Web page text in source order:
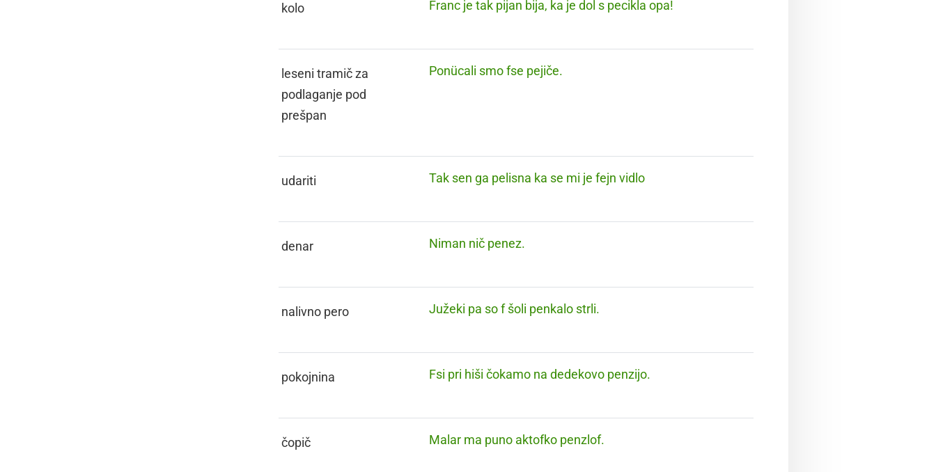
kolo Franc je tak pijan bija, ka je dol s pecikla opa!
leseni tramič za
podlaganje pod
prešpan
Ponücali smo fse pejiče.
udariti Tak sen ga pelisna ka se mi je fejn vidlo
denar Niman nič penez.
nalivno pero Južeki pa so f šoli penkalo strli.
pokojnina Fsi pri hiši čokamo na dedekovo penzijo.
čopič Malar ma puno aktofko penzlof.